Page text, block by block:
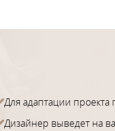
Для адаптации
Дизайнер выведет на